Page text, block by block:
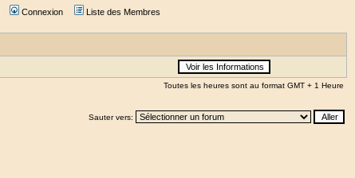
Connexion Liste des Membres
Toutes les heures sont au format GMT + 1 Heure
Sauter vers: